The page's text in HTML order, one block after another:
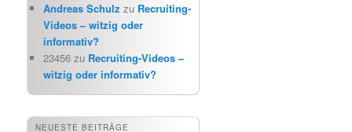
Andreas Schulz zu Recruiting-
Videos – witzig oder
informativ?
23456 zu Recruiting-Videos –
witzig oder informativ?
NEUESTE BEITRÄGE